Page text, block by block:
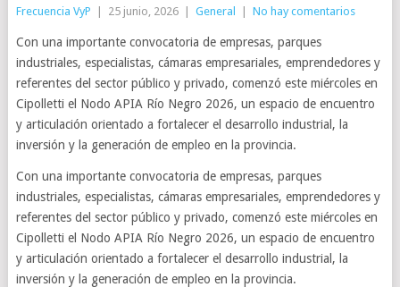
Frecuencia VyP 25 junio, 2026 General No hay comentarios
Con una importante convocatoria de empresas, parques
industriales, especialistas, cámaras empresariales, emprendedores y
referentes del sector público y privado, comenzó este miércoles en
Cipolletti el Nodo APIA Río Negro 2026, un espacio de encuentro
y articulación orientado a fortalecer el desarrollo industrial, la
inversión y la generación de empleo en la provincia.
Con una importante convocatoria de empresas, parques
industriales, especialistas, cámaras empresariales, emprendedores y
referentes del sector público y privado, comenzó este miércoles en
Cipolletti el Nodo APIA Río Negro 2026, un espacio de encuentro
y articulación orientado a fortalecer el desarrollo industrial, la
inversión y la generación de empleo en la provincia.